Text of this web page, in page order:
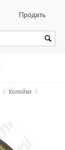
Продать
/ Копейки
/